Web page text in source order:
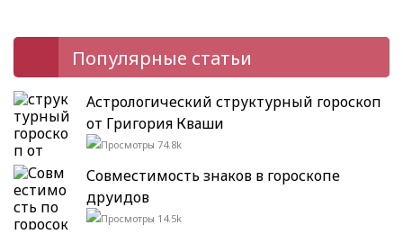
Популярные статьи
Астрологический структурный гороскоп
от Григория Кваши
74.8k
Совместимость знаков в гороскопе
друидов
14.5k